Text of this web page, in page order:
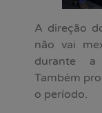
A direção
não vai
durante a
Também
o período.